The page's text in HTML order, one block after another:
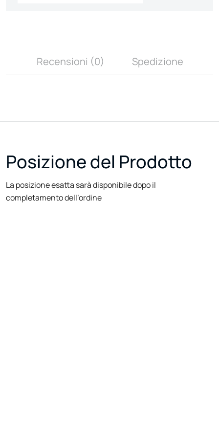
Recensioni (0) Spedizione
Posizione del Prodotto
La posizione esatta sarà disponibile dopo il
completamento dell’ordine